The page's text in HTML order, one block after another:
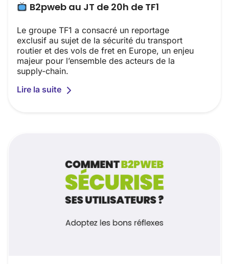
B2pweb au JT de 20h de TF1
Le groupe TF1 a consacré un reportage
exclusif au sujet de la sécurité du transport
routier et des vols de fret en Europe, un enjeu
majeur pour l’ensemble des acteurs de la
supply-chain.
Lire la suite